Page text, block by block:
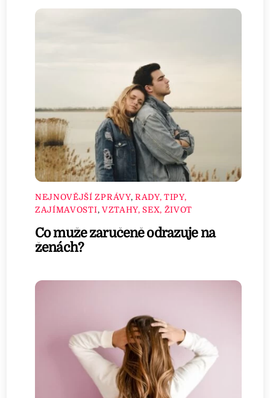
NEJNOVĚJŠÍ ZPRÁVY, RADY, TIPY,
ZAJÍMAVOSTI, VZTAHY, SEX, ŽIVOT
Co muže zaručeně odrazuje na
ženách?